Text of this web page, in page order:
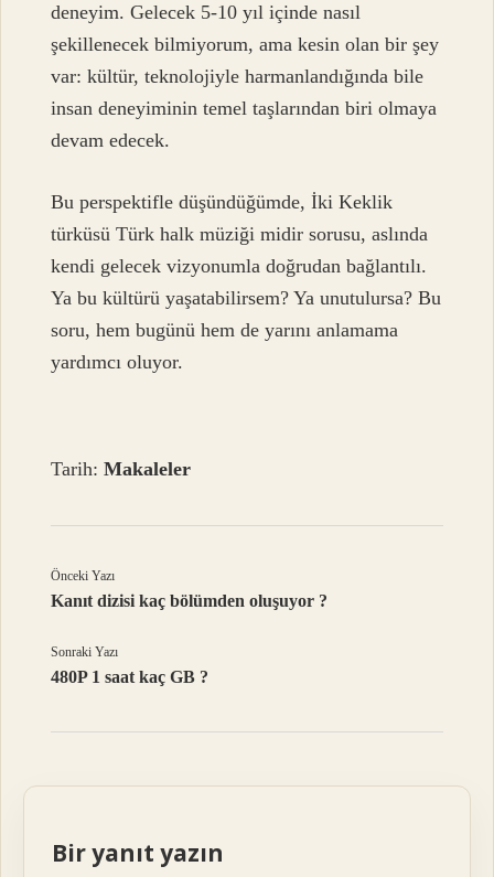
deneyim. Gelecek 5-10 yıl içinde nasıl
şekillenecek bilmiyorum, ama kesin olan bir şey
var: kültür, teknolojiyle harmanlandığında bile
insan deneyiminin temel taşlarından biri olmaya
devam edecek.
Bu perspektifle düşündüğümde, İki Keklik
türküsü Türk halk müziği midir sorusu, aslında
kendi gelecek vizyonumla doğrudan bağlantılı.
Ya bu kültürü yaşatabilirsem? Ya unutulursa? Bu
soru, hem bugünü hem de yarını anlamama
yardımcı oluyor.
Tarih:Makaleler
Önceki Yazı
Kanıt dizisi kaç bölümden oluşuyor ?
Sonraki Yazı
480P 1 saat kaç GB ?
Bir yanıt yazın